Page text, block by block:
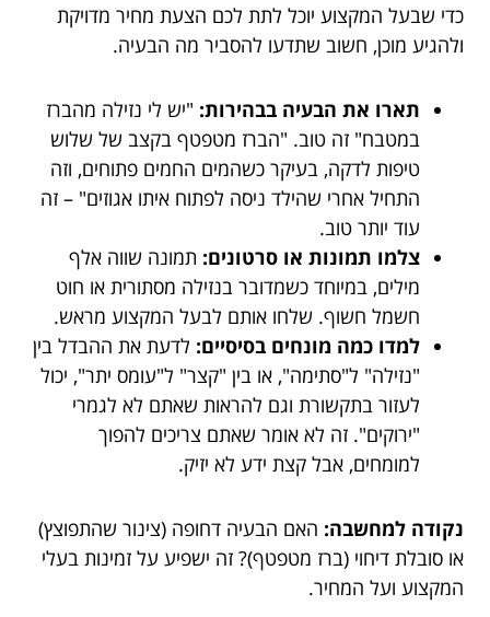
כדי שבעל המקצוע יוכל לתת לכם הצעת מחיר מדויקת
ולהגיע מוכן, חשוב שתדעו להסביר מה הבעיה.
תארו את הבעיה בבהירות: "יש לי נזילה מהברז
במטבח" זה טוב. "הברז מטפטף בקצב של שלוש
טיפות לדקה, בעיקר כשהמים החמים פתוחים, וזה
התחיל אחרי שהילד ניסה לפתוח איתו אגוזים" – זה
עוד יותר טוב.
צלמו תמונות או סרטונים: תמונה שווה אלף
מילים, במיוחד כשמדובר בנזילה מסתורית או חוט
חשמל חשוף. שלחו אותם לבעל המקצוע מראש.
למדו כמה מונחים בסיסיים: לדעת את ההבדל בין
"נזילה" ל"סתימה", או בין "קצר" ל"עומס יתר", יכול
לעזור בתקשורת וגם להראות שאתם לא לגמרי
"ירוקים". זה לא אומר שאתם צריכים להפוך
למומחים, אבל קצת ידע לא יזיק.
נקודה למחשבה: האם הבעיה דחופה (צינור שהתפוצץ)
או סובלת דיחוי (ברז מטפטף)? זה ישפיע על זמינות בעלי
המקצוע ועל המחיר.